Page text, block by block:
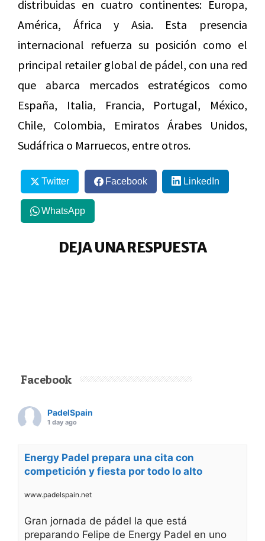
distribuidas en cuatro continentes: Europa,
América, África y Asia. Esta presencia
internacional refuerza su posición como el
principal retailer global de pádel, con una red
que abarca mercados estratégicos como
España, Italia, Francia, Portugal, México,
Chile, Colombia, Emiratos Árabes Unidos,
Sudáfrica o Marruecos, entre otros.
Twitter Facebook LinkedIn
WhatsApp
DEJA UNA RESPUESTA
Facebook
PadelSpain
1 day ago
Energy Padel prepara una cita con
competición y fiesta por todo lo alto
www.padelspain.net
Gran jornada de pádel la que está
preparando Felipe de Energy Padel en uno